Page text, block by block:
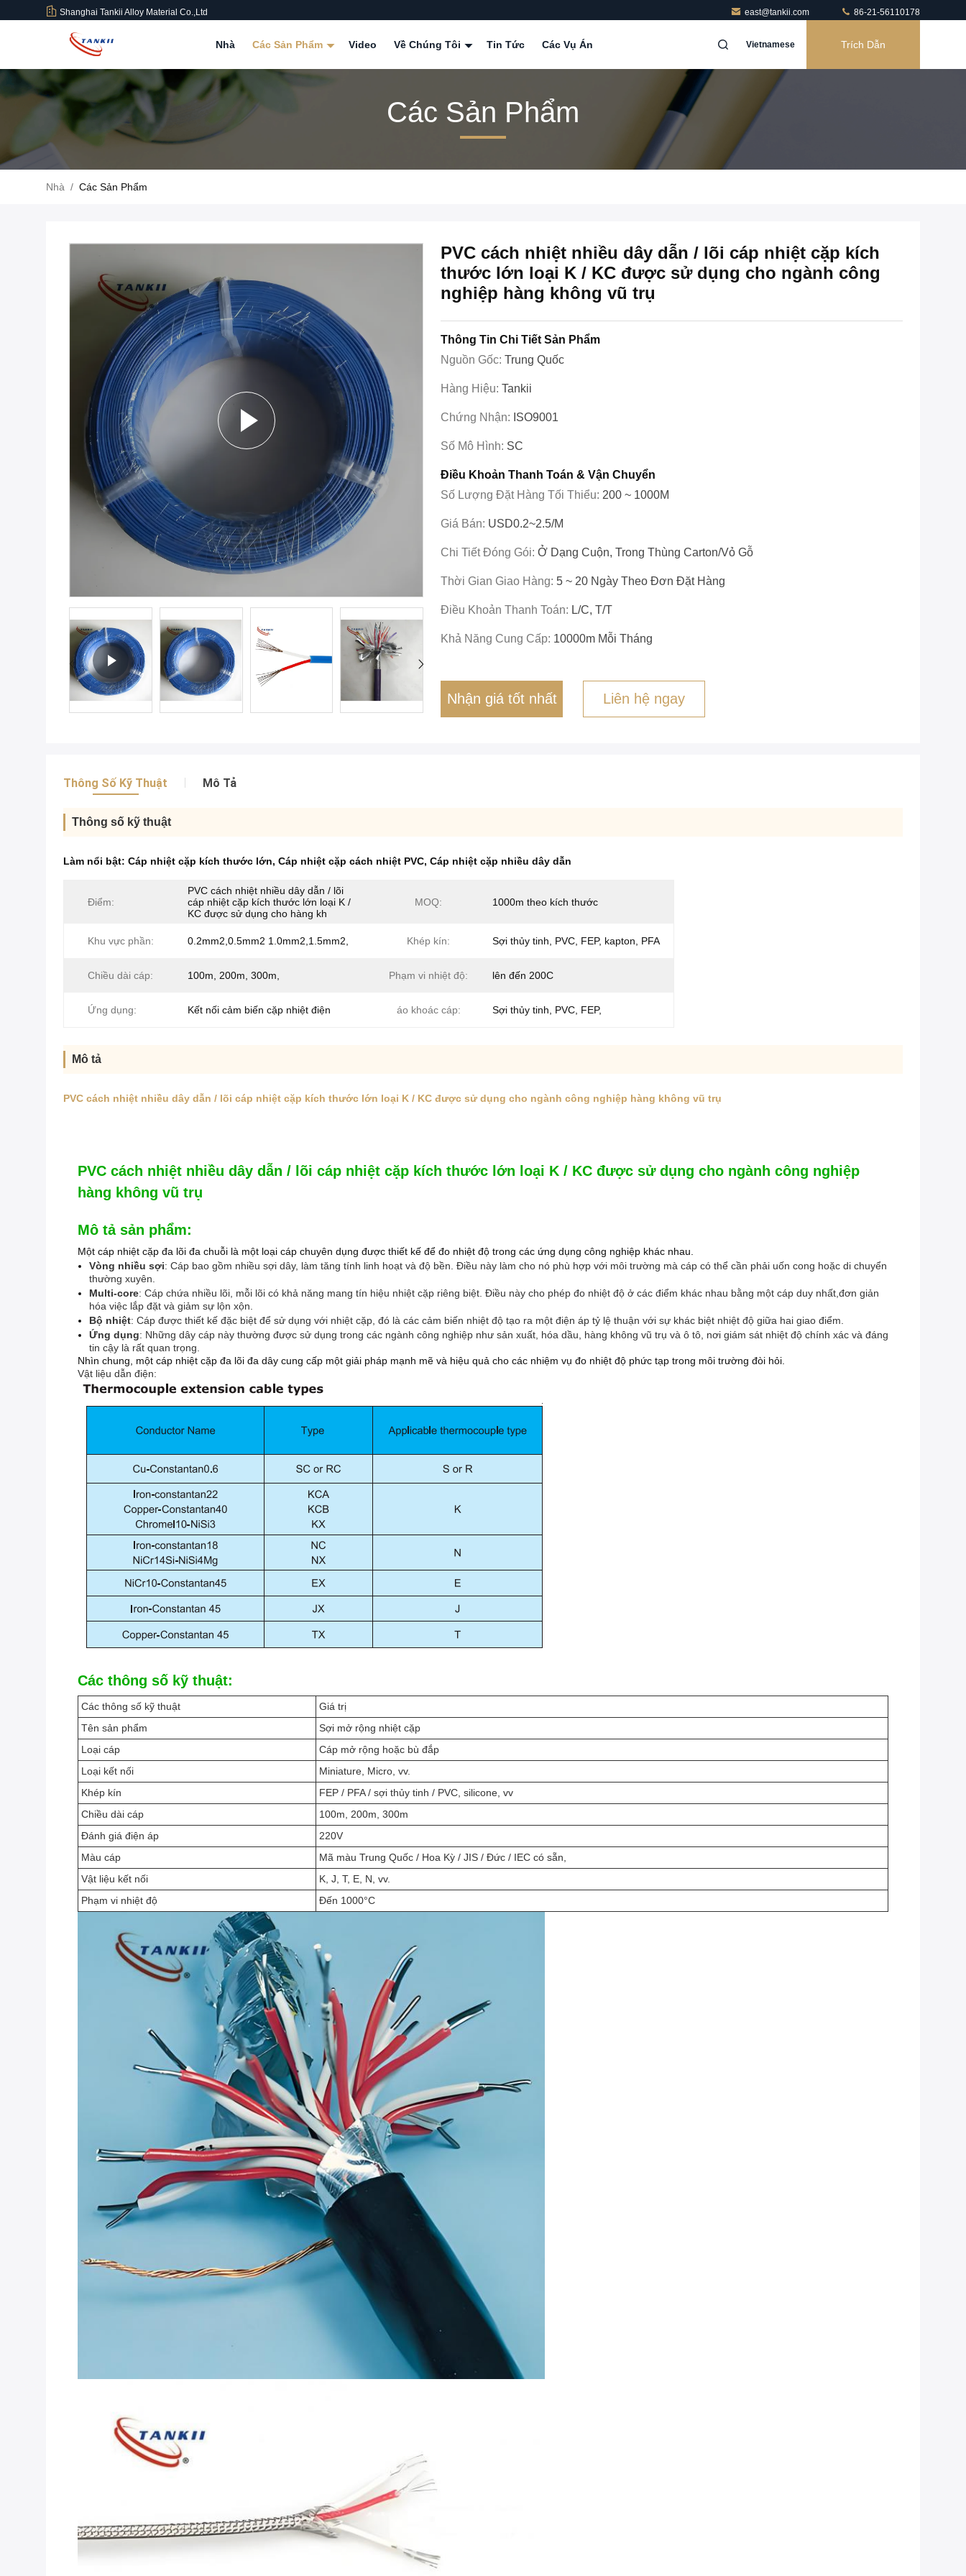
Shanghai Tankii Alloy Material Co.,Ltd east@tankii.com 86-21-56110178
Nhà Các Sản Phẩm Video Về Chúng Tôi Tin Tức Các Vụ Án Vietnamese Trích Dẫn
Các Sản Phẩm
Nhà / Các Sản Phẩm
PVC cách nhiệt nhiều dây dẫn / lõi cáp nhiệt cặp kích
thước lớn loại K / KC được sử dụng cho ngành công
nghiệp hàng không vũ trụ
Thông Tin Chi Tiết Sản Phẩm
Nguồn Gốc: Trung Quốc
Hàng Hiệu: Tankii
Chứng Nhận: ISO9001
Số Mô Hình: SC
Điều Khoản Thanh Toán & Vận Chuyển
Số Lượng Đặt Hàng Tối Thiểu: 200 ~ 1000M
Giá Bán: USD0.2~2.5/m
Chi Tiết Đóng Gói: Ở Dạng Cuộn, Trong Thùng Carton/vỏ Gỗ
Thời Gian Giao Hàng: 5 ~ 20 Ngày Theo Đơn Đặt Hàng
Điều Khoản Thanh Toán: L/C, T/T
Khả Năng Cung Cấp: 10000m Mỗi Tháng
Nhận giá tốt nhất Liên hệ ngay
Thông Số Kỹ Thuật Mô Tả
Thông số kỹ thuật
Làm nổi bật: Cáp nhiệt cặp kích thước lớn, Cáp nhiệt cặp cách nhiệt PVC, Cáp nhiệt cặp nhiều dây dẫn
Điểm:
PVC cách nhiệt nhiều dây dẫn / lõi
cáp nhiệt cặp kích thước lớn loại K /
KC được sử dụng cho hàng kh
MOQ: 1000m theo kích thước
Khu vực phần: 0.2mm2,0.5mm2 1.0mm2,1.5mm2, Khép kín: Sợi thủy tinh, PVC, FEP, kapton, PFA
Chiều dài cáp: 100m, 200m, 300m, Phạm vi nhiệt độ: lên đến 200C
Ứng dụng: Kết nối cảm biến cặp nhiệt điện áo khoác cáp: Sợi thủy tinh, PVC, FEP,
Mô tả
PVC cách nhiệt nhiều dây dẫn / lõi cáp nhiệt cặp kích thước lớn loại K / KC được sử dụng cho ngành công nghiệp hàng không vũ trụ
PVC cách nhiệt nhiều dây dẫn / lõi cáp nhiệt cặp kích thước lớn loại K / KC được sử dụng cho ngành công nghiệp
hàng không vũ trụ
Mô tả sản phẩm:
Một cáp nhiệt cặp đa lõi đa chuỗi là một loại cáp chuyên dụng được thiết kế để đo nhiệt độ trong các ứng dụng công nghiệp khác nhau.
Vòng nhiều sợi: Cáp bao gồm nhiều sợi dây, làm tăng tính linh hoạt và độ bền. Điều này làm cho nó phù hợp với môi trường mà cáp có thể cần phải uốn cong hoặc di chuyển
thường xuyên.
Multi-core: Cáp chứa nhiều lõi, mỗi lõi có khả năng mang tín hiệu nhiệt cặp riêng biệt. Điều này cho phép đo nhiệt độ ở các điểm khác nhau bằng một cáp duy nhất,đơn giản
hóa việc lắp đặt và giảm sự lộn xộn.
Bộ nhiệt: Cáp được thiết kế đặc biệt để sử dụng với nhiệt cặp, đó là các cảm biến nhiệt độ tạo ra một điện áp tỷ lệ thuận với sự khác biệt nhiệt độ giữa hai giao điểm.
Ứng dụng: Những dây cáp này thường được sử dụng trong các ngành công nghiệp như sản xuất, hóa dầu, hàng không vũ trụ và ô tô, nơi giám sát nhiệt độ chính xác và đáng
tin cậy là rất quan trọng.
Nhìn chung, một cáp nhiệt cặp đa lõi đa dây cung cấp một giải pháp mạnh mẽ và hiệu quả cho các nhiệm vụ đo nhiệt độ phức tạp trong môi trường đòi hỏi.
Vật liệu dẫn điện:
Các thông số kỹ thuật:
Các thông số kỹ thuật
Giá trị
Tên sản phẩm
Sợi mở rộng nhiệt cặp
Loại cáp
Cáp mở rộng hoặc bù đắp
Loại kết nối
Miniature, Micro, vv.
Khép kín
FEP / PFA / sợi thủy tinh / PVC, silicone, vv
Chiều dài cáp
100m, 200m, 300m
Đánh giá điện áp
220V
Màu cáp
Mã màu Trung Quốc / Hoa Kỳ / JIS / Đức / IEC có sẵn,
Vật liệu kết nối
K, J, T, E, N, vv.
Phạm vi nhiệt độ
Đến 1000°C